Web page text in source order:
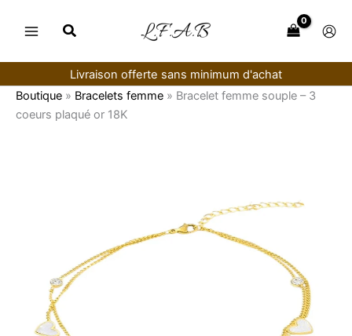
Livraison offerte sans minimum d'achat
Boutique » Bracelets femme » Bracelet femme souple – 3
coeurs plaqué or 18K